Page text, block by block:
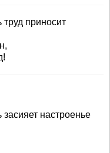
труд приносит
настроенье